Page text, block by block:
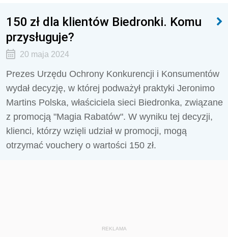
150 zł dla klientów Biedronki. Komu
przysługuje?
20 maja 2024
Prezes Urzędu Ochrony Konkurencji i Konsumentów
wydał decyzję, w której podważył praktyki Jeronimo
Martins Polska, właściciela sieci Biedronka, związane
z promocją "Magia Rabatów". W wyniku tej decyzji,
klienci, którzy wzięli udział w promocji, mogą
otrzymać vouchery o wartości 150 zł.
REKLAMA